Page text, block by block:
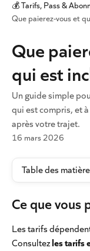
💰 Tarifs, Pass &
Que paierez-vous et
Que
qui est
Un guide simple
qui est compris, et
après votre trajet.
16 mars 2026
Table des
Ce que vous
Les tarifs
Consultez les tarifs